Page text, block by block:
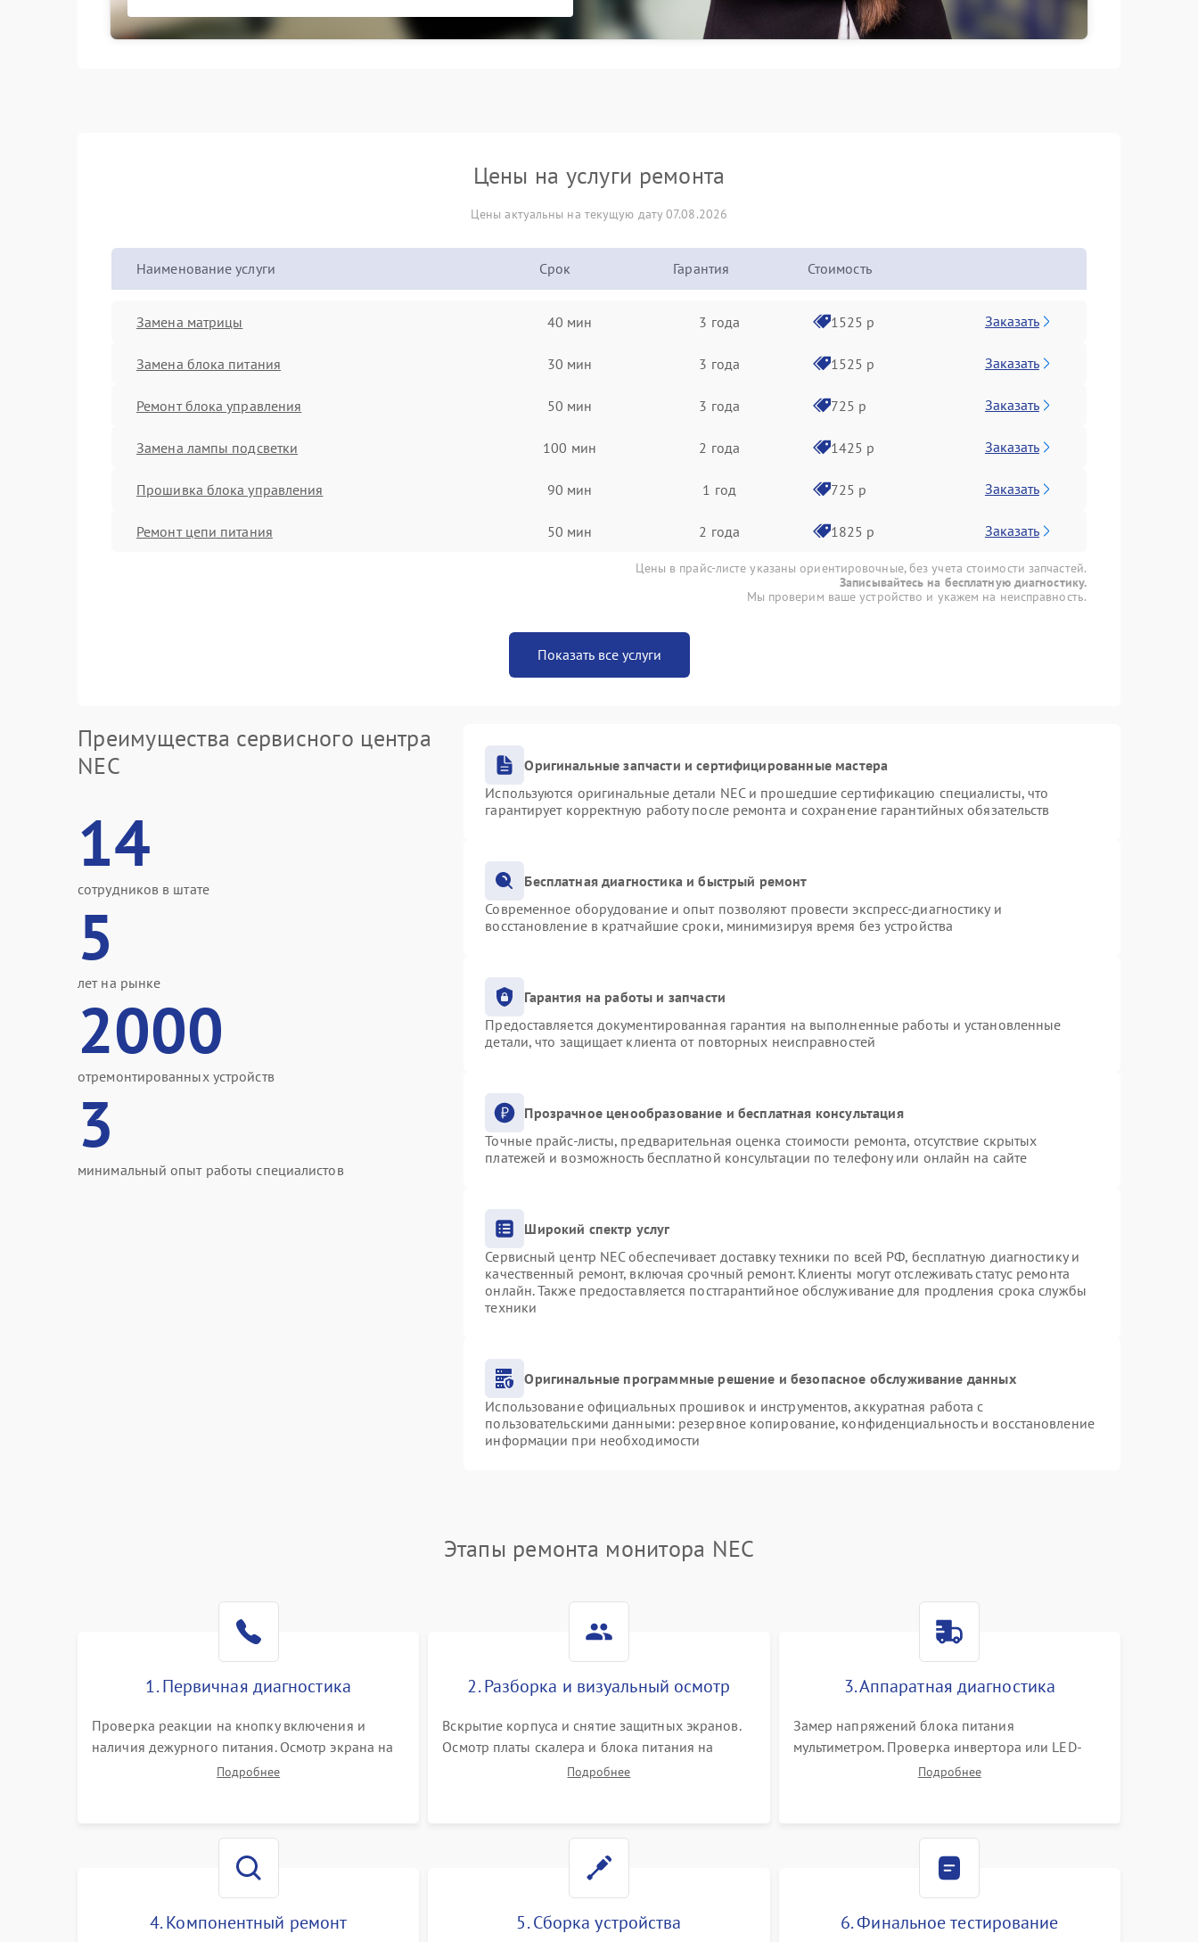
Цены на услуги ремонта
Цены актуальны на текущую дату 07.08.2026
Наименование услуги Срок Гарантия Стоимость
Замена матрицы 40 мин 3 года 1525 р Заказать
Замена блока питания 30 мин 3 года 1525 р Заказать
Ремонт блока управления 50 мин 3 года 725 р Заказать
Замена лампы подсветки 100 мин 2 года 1425 р Заказать
Прошивка блока управления 90 мин 1 год 725 р Заказать
Ремонт цепи питания 50 мин 2 года 1825 р Заказать
Цены в прайс-листе указаны ориентировочные, без учета стоимости запчастей.
Записывайтесь на бесплатную диагностику.
Мы проверим ваше устройство и укажем на неисправность.
Показать все услуги
Преимущества сервисного центра
NEC
14
сотрудников в штате
5
лет на рынке
2000
отремонтированных устройств
3
минимальный опыт работы специалистов
Оригинальные запчасти и сертифицированные мастера
Используются оригинальные детали NEC и прошедшие сертификацию специалисты, что
гарантирует корректную работу после ремонта и сохранение гарантийных обязательств
Бесплатная диагностика и быстрый ремонт
Современное оборудование и опыт позволяют провести экспресс-диагностику и
восстановление в кратчайшие сроки, минимизируя время без устройства
Гарантия на работы и запчасти
Предоставляется документированная гарантия на выполненные работы и установленные
детали, что защищает клиента от повторных неисправностей
Прозрачное ценообразование и бесплатная консультация
Точные прайс-листы, предварительная оценка стоимости ремонта, отсутствие скрытых
платежей и возможность бесплатной консультации по телефону или онлайн на сайте
Широкий спектр услуг
Сервисный центр NEC обеспечивает доставку техники по всей РФ, бесплатную диагностику и
качественный ремонт, включая срочный ремонт. Клиенты могут отслеживать статус ремонта
онлайн. Также предоставляется постгарантийное обслуживание для продления срока службы
техники
Оригинальные программные решение и безопасное обслуживание данных
Использование официальных прошивок и инструментов, аккуратная работа с
пользовательскими данными: резервное копирование, конфиденциальность и восстановление
информации при необходимости
Этапы ремонта монитора NEC
1. Первичная диагностика
Проверка реакции на кнопку включения и
наличия дежурного питания. Осмотр экрана на
механические повреждения. Подключение к ПК
Подробнее
2. Разборка и визуальный осмотр
Вскрытие корпуса и снятие защитных экранов.
Осмотр платы скалера и блока питания на
наличие вздутых конденсаторов, прогаров,
Подробнее
3. Аппаратная диагностика
Замер напряжений блока питания
мультиметром. Проверка инвертора или LED-
драйвера подсветки. Диагностика цепей
Подробнее
4. Компонентный ремонт 5. Сборка устройства 6. Финальное тестирование